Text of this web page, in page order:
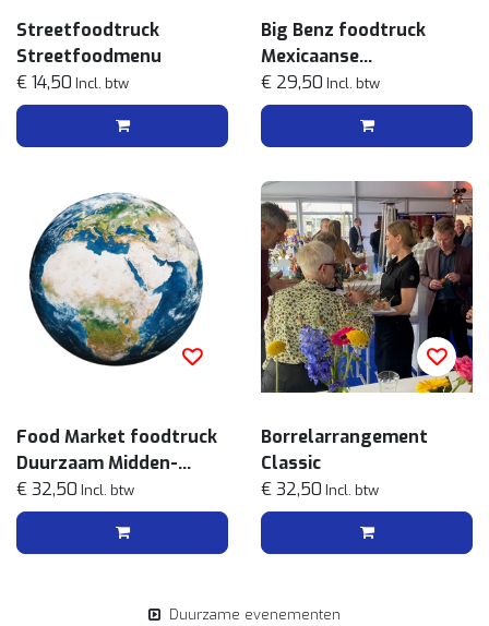
Streetfoodtruck
Streetfoodmenu
€ 14,50 Incl. btw
Big Benz foodtruck
Mexicaanse
streetfoodmenu
€ 29,50 Incl. btw
Food Market foodtruck
Duurzaam Midden-
Oosterse
streetfoodmenu
€ 32,50 Incl. btw
Borrelarrangement
Classic
€ 32,50 Incl. btw
Duurzame evenementen